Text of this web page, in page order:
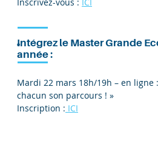
Intégrez le Master Grande
e
année :
Mardi 22 mars 18h/19h – en ligne :
chacun son parcours ! »
Inscription : ICI